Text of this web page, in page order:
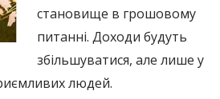
становище в грошовому
питанні. Доходи будуть
збільшуватися, але лише у
людей.